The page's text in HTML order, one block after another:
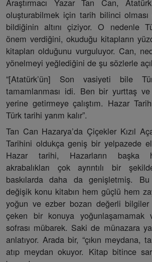
Araştırmacı Yazar Tan Can,
oluşturabilmek için tarih bilinci
bildiğinin altını çiziyor. O nedenle
önem verdiğini, okuduğu kitapların
kitapları olduğunu vurguluyor. Can,
yönelmeyi yeğlediğini de şu sözlerle
“[Atatürk’ün] Son vasiyeti bile
tamamlanması idi. Ben bir yurttaş
yerine getirmeye çalıştım. Hazar
Türk tarihi yarım kalır”.
Tan Can Hazarya’da Çiçekler Kızıl
Tarihini oldukça geniş bir yelpazede
Hazar tarihi, Hazarların başka
akrabalıkları çok ayrıntılı bir
baskılarda daha da genişletmiş.
değişik konu kitabın hem güçlü hem
yoğun ve ezber bozan değerli
çeken bir konuya yoğunlaşamamak
sofrası mübarek. Saki de münazara
anlatıyor. Arada bir, “çıkın meydana,
atıp meydan okuyor. Kitap bitince